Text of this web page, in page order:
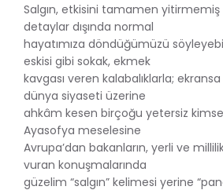
Salgın, etkisini tamamen yitirmemiş
detaylar dışında normal
hayatımıza döndüğümüzü
eskisi gibi sokak, ekmek
kavgası veren kalabalıklarla;
dünya siyaseti üzerine
ahkâm kesen birçoğu yetersiz
Ayasofya meselesine
Avrupa’dan bakanların, yerli ve
vuran konuşmalarında
güzelim “salgın” kelimesi yerine